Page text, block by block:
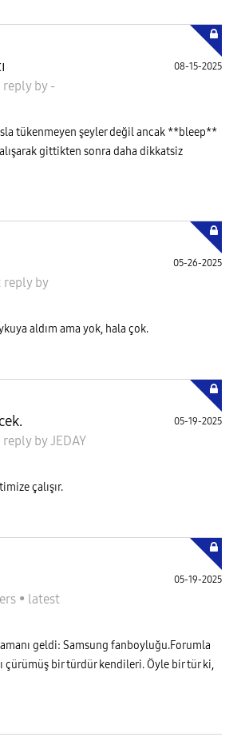
reply by -
08-15-2025
tükenmeyen şeyler değil ancak **bleep**
gittikten sonra daha dikkatsiz
reply by
05-26-2025
aldım ama yok, hala çok.
reply byJEDAY
05-19-2025
çalışır.
• latest
05-19-2025
geldi: Samsung fanboyluğu.Forumla
çürümüş bir türdür kendileri. Öyle bir tür ki,